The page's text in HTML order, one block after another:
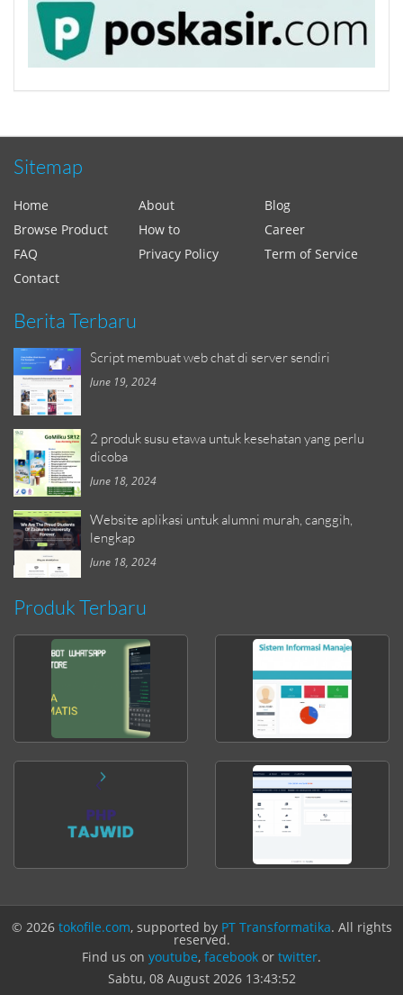
Sitemap
Home About
Blog
Browse Product
How to
Career
FAQ
Privacy Policy
Term of Service
Contact
Berita Terbaru
Script membuat web chat di server sendiri
June 19, 2024
2 produk susu etawa untuk kesehatan yang perlu
dicoba
June 18, 2024
Website aplikasi untuk alumni murah, canggih,
lengkap
June 18, 2024
Produk Terbaru
© 2026 tokofile.com, supported by PT Transformatika. All rights
reserved.
Find us on youtube, facebook or twitter.
Sabtu, 08 August 2026 13:43:52